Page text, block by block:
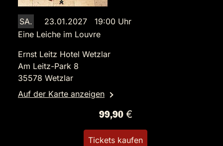
SA.
23.01.2027 19:00 Uhr
Eine Leiche im Louvre
Ernst Leitz Hotel Wetzlar
Am Leitz-Park 8
35578 Wetzlar
Auf der Karte anzeigen
99,90 €
Tickets kaufen